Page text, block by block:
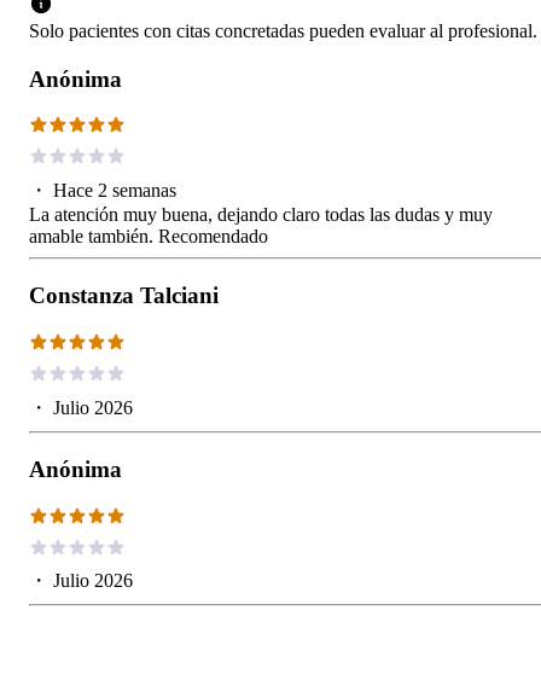
Solo pacientes con citas concretadas pueden evaluar al profesional.
Anónima
・ Hace 2 semanas
La atención muy buena, dejando claro todas las dudas y muy
amable también. Recomendado
Constanza Talciani
・ Julio 2026
Anónima
・ Julio 2026